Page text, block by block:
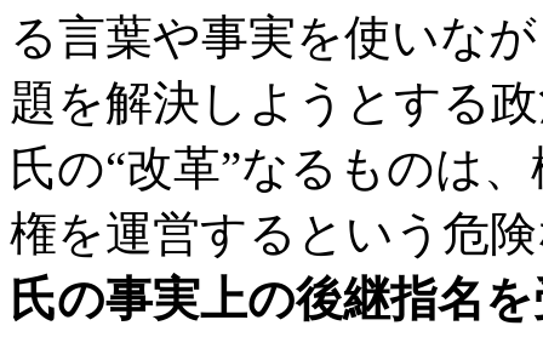
る言葉や事実を使いな
題を解決しようとする
氏の“改革”なるものは
権を運営するという危
氏の事実上の後継指名